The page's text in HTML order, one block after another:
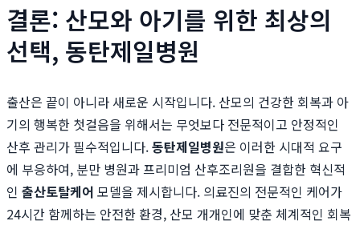
결론: 산모와 아기를 위한 최상의
선택, 동탄제일병원
출산은 끝이 아니라 새로운 시작입니다. 산모의 건강한 회복과 아
기의 행복한 첫걸음을 위해서는 무엇보다 전문적이고 안정적인
산후 관리가 필수적입니다.동탄제일병원은 이러한 시대적 요구
에 부응하여, 분만 병원과 프리미엄 산후조리원을 결합한 혁신적
인 출산토탈케어 모델을 제시합니다. 의료진의 전문적인 케어가
24시간 함께하는 안전한 환경, 산모 개개인에 맞춘 체계적인 회복